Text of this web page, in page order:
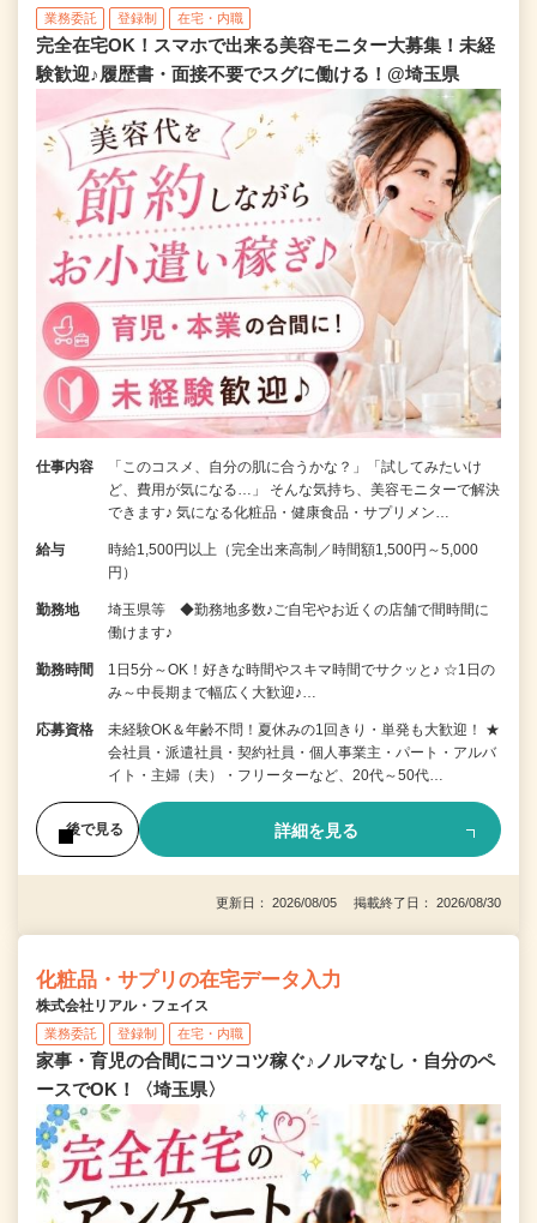
業務委託 登録制 在宅・内職
完全在宅OK！スマホで出来る美容モニター大募集！未経
験歓迎♪履歴書・面接不要でスグに働ける！@埼玉県
仕事内容
「このコスメ、自分の肌に合うかな？」「試してみたいけ
ど、費用が気になる…」 そんな気持ち、美容モニターで解決
できます♪ 気になる化粧品・健康食品・サプリメン…
給与
時給1,500円以上（完全出来高制／時間額1,500円～5,000
円）
勤務地
埼玉県等 ◆勤務地多数♪ご自宅やお近くの店舗で間時間に
働けます♪
勤務時間
1日5分～OK！好きな時間やスキマ時間でサクッと♪ ☆1日の
み～中長期まで幅広く大歓迎♪…
応募資格
未経験OK＆年齢不問！夏休みの1回きり・単発も大歓迎！ ★
会社員・派遣社員・契約社員・個人事業主・パート・アルバ
イト・主婦（夫）・フリーターなど、20代～50代…
後で見る 詳細を見る
更新日： 2026/08/05 掲載終了日： 2026/08/30
化粧品・サプリの在宅データ入力
株式会社リアル・フェイス
業務委託 登録制 在宅・内職
家事・育児の合間にコツコツ稼ぐ♪ノルマなし・自分のペ
ースでOK！〈埼玉県〉